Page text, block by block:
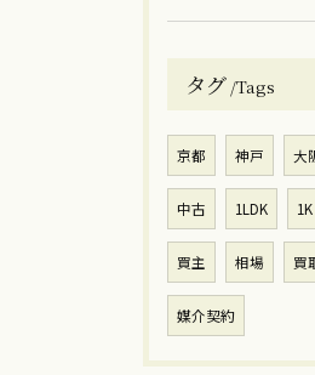
タグ Tags
京都 神戸 大
中古 1LDK 1K
買主 相場 買
媒介契約